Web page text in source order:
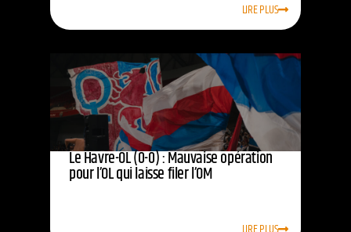
LIRE PLUS
Le Havre-OL (0-0) : Mauvaise opération
pour l’OL qui laisse filer l’OM